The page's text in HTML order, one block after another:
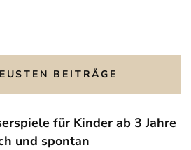
BEITRÄGE
für Kinder ab 3 Jahre
und spontan